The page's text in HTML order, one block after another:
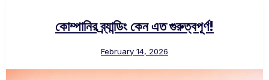
কোম্পানির ব্র্যান্ডিং কেন এত গুরুত্বপূর্ণ!
February 14, 2026